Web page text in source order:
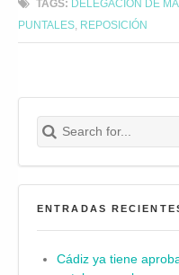
TAGS: DELEGACIÓN DE
PUNTALES REPOSICIÓN
Search for:
Buscar
ENTRADAS
Cádiz ya tiene